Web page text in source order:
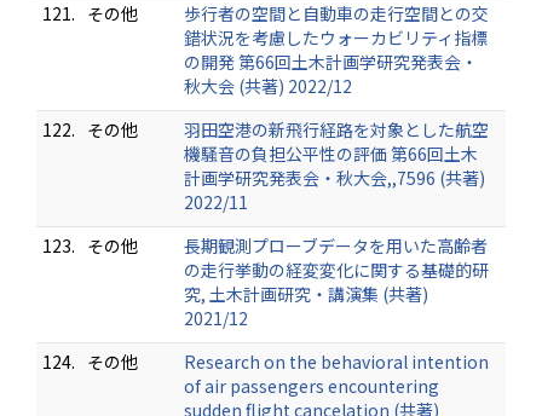
121. その他
歩行者の空間と自動車の走行空間との交
錯状況を考慮したウォーカビリティ指標
の開発 第66回土木計画学研究発表会・
秋大会 (共著) 2022/12
122. その他
羽田空港の新飛行経路を対象とした航空
機騒音の負担公平性の評価 第66回土木
計画学研究発表会・秋大会,,7596 (共著)
2022/11
123. その他
⻑期観測プローブデータを⽤いた⾼齢者
の⾛⾏挙動の経変変化に関する基礎的研
究, 土木計画研究・講演集 (共著)
2021/12
124. その他
Research on the behavioral intention
of air passengers encountering
sudden flight cancelation (共著)